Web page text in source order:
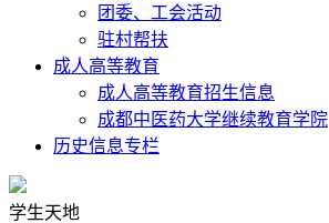
团委、工会活动
驻村帮扶
成人高等教育
成人高等教育招生信息
成都中医药大学继续教育学院
历史信息专栏
学生天地